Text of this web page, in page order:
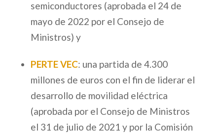
semiconductores (aprobada el 24 de
mayo de 2022 por el Consejo de
Ministros) y
PERTE VEC: una partida de 4.300
millones de euros con el fin de liderar el
desarrollo de movilidad eléctrica
(aprobada por el Consejo de Ministros
el 31 de julio de 2021 y por la Comisión